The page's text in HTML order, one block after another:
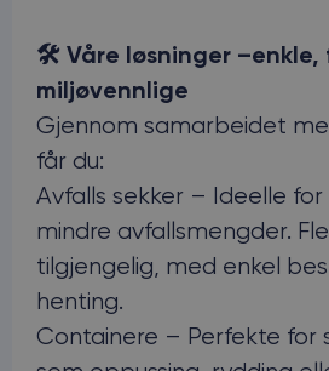
🛠️ Våre løsninger –enkle,
miljøvennlige
Gjennom samarbeidet
får du:
Avfalls sekker – Ideelle
mindre avfallsmengder.
tilgjengelig, med enkel
henting.
Containere – Perfekte for